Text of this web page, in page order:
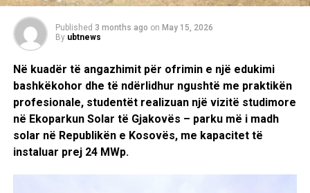
Published 3 months ago on May 15, 2026
By ubtnews
Në kuadër të angazhimit për ofrimin e një edukimi
bashkëkohor dhe të ndërlidhur ngushtë me praktikën
profesionale, studentët realizuan një vizitë studimore
në Ekoparkun Solar të Gjakovës – parku më i madh
solar në Republikën e Kosovës, me kapacitet të
instaluar prej 24 MWp.